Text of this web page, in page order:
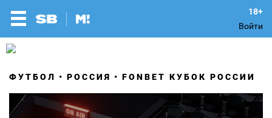
Войти
ФУТБОЛ РОССИЯ FONBET КУБОК РОССИИ